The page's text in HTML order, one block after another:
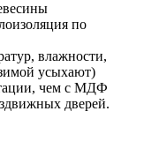
по
влажности,
усыхают)
чем с МДФ
дверей.